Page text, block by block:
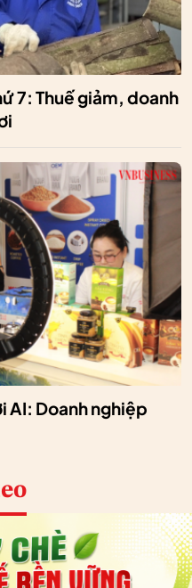
7: Thuế giảm, doanh
AI: Doanh nghiệp